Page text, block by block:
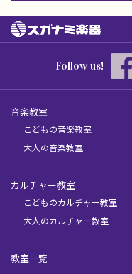
Follow us!
音楽教室
こどもの音楽教室
大人の音楽教室
カルチャー教室
こどものカルチャー教室
大人のカルチャー教室
教室一覧